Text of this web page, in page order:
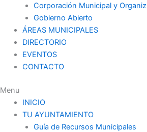
Corporación Municipal y
Gobierno Abierto
ÁREAS MUNICIPALES
DIRECTORIO
EVENTOS
CONTACTO
Menu
INICIO
TU AYUNTAMIENTO
Guía de Recursos Municipales